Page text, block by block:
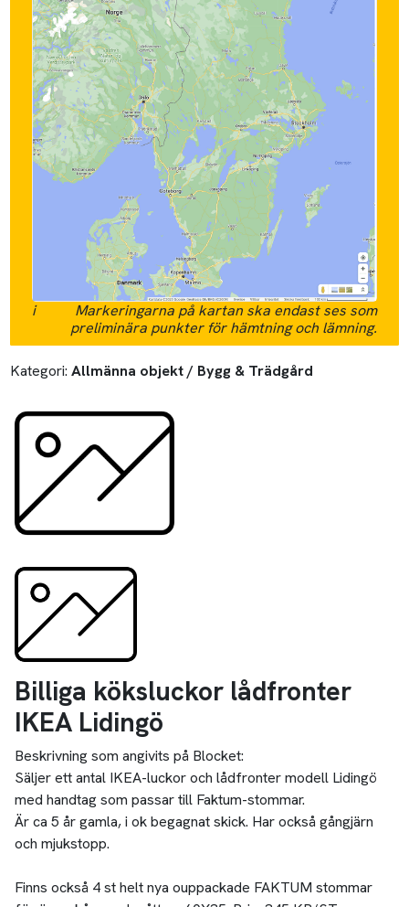
i
Markeringarna på kartan ska endast ses som
preliminära punkter för hämtning och lämning.
Kategori: Allmänna objekt / Bygg & Trädgård
Billiga köksluckor lådfronter
IKEA Lidingö
Beskrivning som angivits på Blocket:
Säljer ett antal IKEA-luckor och lådfronter modell Lidingö
med handtag som passar till Faktum-stommar.
Är ca 5 år gamla, i ok begagnat skick. Har också gångjärn
och mjukstopp.
Finns också 4 st helt nya ouppackade FAKTUM stommar